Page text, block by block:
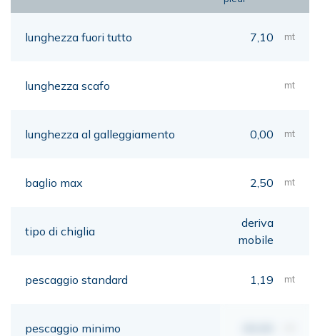
lunghezza fuori tutto 7,10 mt
lunghezza scafo mt
lunghezza al galleggiamento 0,00 mt
baglio max 2,50 mt
tipo di chiglia
deriva
mobile
pescaggio standard 1,19 mt
pescaggio minimo